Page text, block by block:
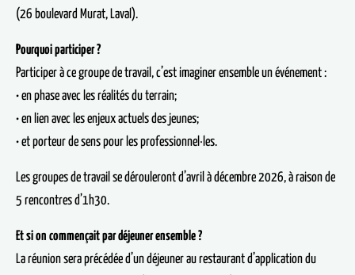
(26 boulevard Murat, Laval).
Pourquoi participer ?
Participer à ce groupe de travail, c’est imaginer ensemble un événement :
• en phase avec les réalités du terrain;
• en lien avec les enjeux actuels des jeunes;
• et porteur de sens pour les professionnel·les.
Les groupes de travail se dérouleront d’avril à décembre 2026, à raison de
5 rencontres d’1h30.
Et si on commençait par déjeuner ensemble ?
La réunion sera précédée d’un déjeuner au restaurant d’application du